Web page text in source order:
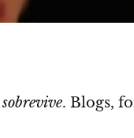
. Blogs,